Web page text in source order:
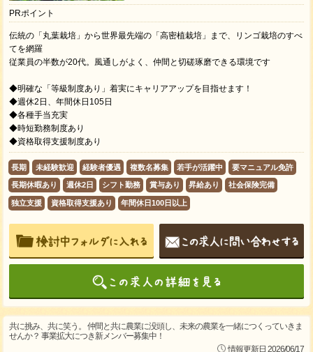
PRポイント
伝統の「丸葉栽培」から世界最先端の「高密植栽培」まで、リンゴ栽培のすべ
てを網羅
従業員の半数が20代。風通しがよく、仲間と切磋琢磨できる環境です
◆明確な「等級制度あり」着実にキャリアアップを目指せます！
◆週休2日、年間休日105日
◆各種手当充実
◆時短勤務制度あり
◆資格取得支援制度あり
長期 未経験歓迎 経験者優遇 複数名募集 若手が活躍中 要マニュアル免許
長期休暇あり 週休2日 シフト勤務 賞与あり 昇給あり 社会保険完備
独立支援 資格取得支援あり 年間休日100日以上
共に挑み、共に笑う。 仲間と共に農業に没頭し、未来の農業を一緒につくっていきま
せんか？ 事業拡大につき新メンバー募集中！
情報更新日 2026/06/17